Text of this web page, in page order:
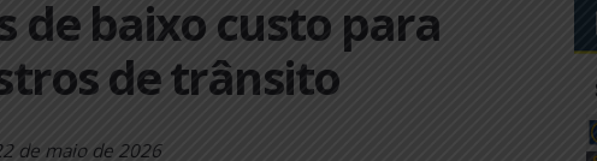
de baixo custo para
de trânsito